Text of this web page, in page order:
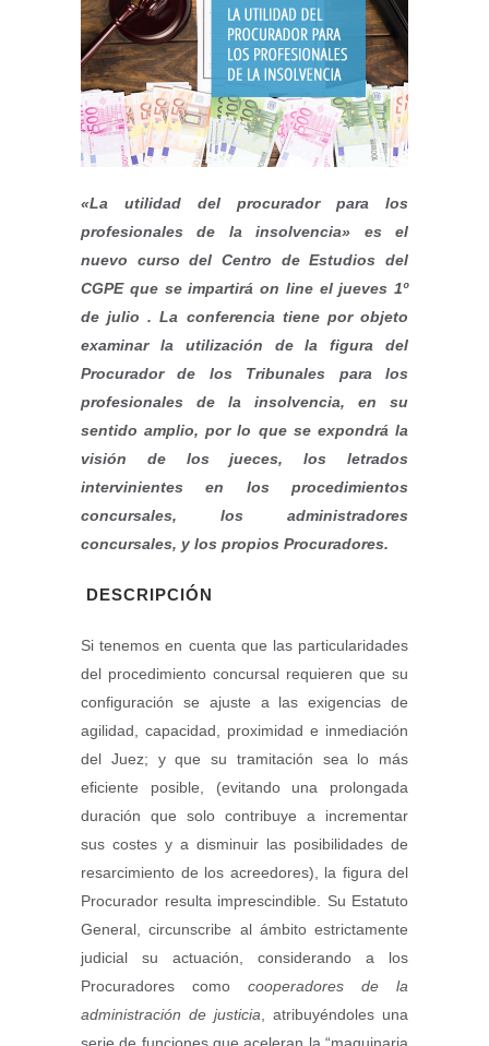
«La utilidad del procurador para los
profesionales de la insolvencia» es el
nuevo curso del Centro de Estudios del
CGPE que se impartirá on line el jueves 1º
de julio . La conferencia tiene por objeto
examinar la utilización de la figura del
Procurador de los Tribunales para los
profesionales de la insolvencia, en su
sentido amplio, por lo que se expondrá la
visión de los jueces, los letrados
intervinientes en los procedimientos
concursales, los administradores
concursales, y los propios Procuradores.
DESCRIPCIÓN
Si tenemos en cuenta que las particularidades
del procedimiento concursal requieren que su
configuración se ajuste a las exigencias de
agilidad, capacidad, proximidad e inmediación
del Juez; y que su tramitación sea lo más
eficiente posible, (evitando una prolongada
duración que solo contribuye a incrementar
sus costes y a disminuir las posibilidades de
resarcimiento de los acreedores), la figura del
Procurador resulta imprescindible. Su Estatuto
General, circunscribe al ámbito estrictamente
judicial su actuación, considerando a los
Procuradores como cooperadores de la
administración de justicia , atribuyéndoles una